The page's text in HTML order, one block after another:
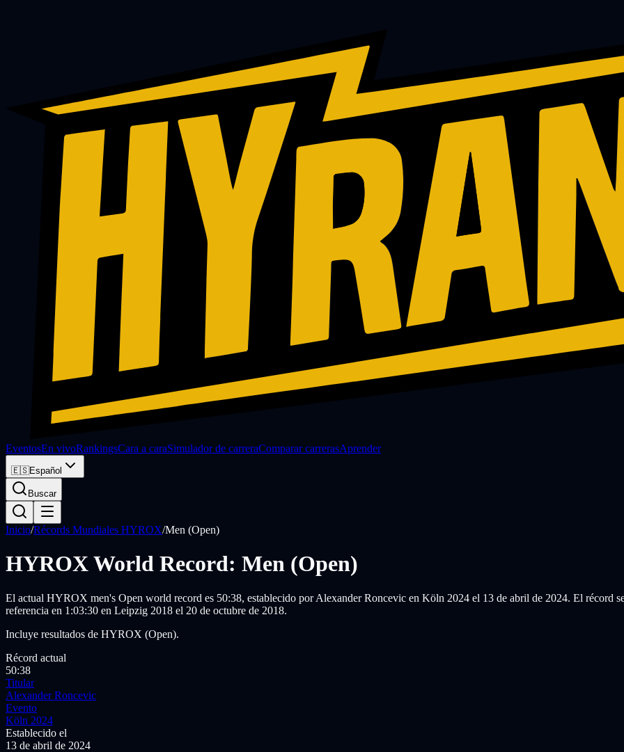
EventosEn vivoRankingsCara a caraSimulador de carreraComparar carrerasAprender
🇪🇸Español
Buscar
Inicio/Récords Mundiales HYROX/Men (Open)
HYROX World Record: Men (Open)
El actual HYROX men's Open world record es 50:38, establecido por Alexander Roncevic en Köln 2024 el 13 de abril de 2024. El récord
referencia en 1:03:30 en Leipzig 2018 el 20 de octubre de 2018.
Incluye resultados de HYROX (Open).
Récord actual
50:38
Titular
Alexander Roncevic
Evento
Köln 2024
Establecido el
13 de abril de 2024